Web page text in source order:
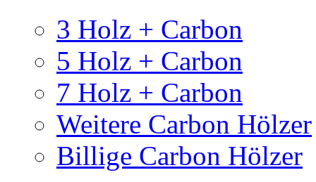
3 Holz + Carbon
5 Holz + Carbon
7 Holz + Carbon
Weitere Carbon Hölzer
Billige Carbon Hölzer